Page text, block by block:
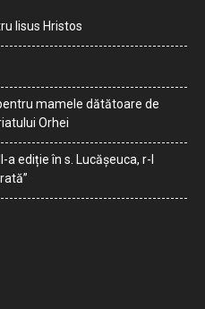
Iisus Hristos
mamele dătătoare de
Orhei
ediție în s. Lucășeuca, r-l